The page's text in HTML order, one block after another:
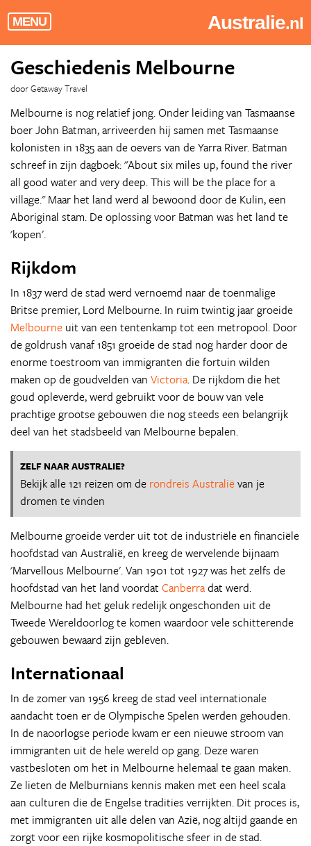
MENU Australie.nl
Geschiedenis Melbourne
door Getaway Travel
Melbourne is nog relatief jong. Onder leiding van Tasmaanse
boer John Batman, arriveerden hij samen met Tasmaanse
kolonisten in 1835 aan de oevers van de Yarra River. Batman
schreef in zijn dagboek: "About six miles up, found the river
all good water and very deep. This will be the place for a
village." Maar het land werd al bewoond door de Kulin, een
Aboriginal stam. De oplossing voor Batman was het land te
'kopen'.
Rijkdom
In 1837 werd de stad werd vernoemd naar de toenmalige
Britse premier, Lord Melbourne. In ruim twintig jaar groeide
Melbourne uit van een tentenkamp tot een metropool. Door
de goldrush vanaf 1851 groeide de stad nog harder door de
enorme toestroom van immigranten die fortuin wilden
maken op de goudvelden van Victoria. De rijkdom die het
goud opleverde, werd gebruikt voor de bouw van vele
prachtige grootse gebouwen die nog steeds een belangrijk
deel van het stadsbeeld van Melbourne bepalen.
ZELF NAAR AUSTRALIE?
Bekijk alle 121 reizen om de rondreis Australiëvan je
dromen te vinden
Melbourne groeide verder uit tot de industriële en financiële
hoofdstad van Australië, en kreeg de wervelende bijnaam
'Marvellous Melbourne'. Van 1901 tot 1927 was het zelfs de
hoofdstad van het land voordat Canberradat werd.
Melbourne had het geluk redelijk ongeschonden uit de
Tweede Wereldoorlog te komen waardoor vele schitterende
gebouwen bewaard zijn gebleven.
Internationaal
In de zomer van 1956 kreeg de stad veel internationale
aandacht toen er de Olympische Spelen werden gehouden.
In de naoorlogse periode kwam er een nieuwe stroom van
immigranten uit de hele wereld op gang. Deze waren
vastbesloten om het in Melbourne helemaal te gaan maken.
Ze lieten de Melburnians kennis maken met een heel scala
aan culturen die de Engelse tradities verrijkten. Dit proces is,
met immigranten uit alle delen van Azië, nog altijd gaande en
zorgt voor een rijke kosmopolitische sfeer in de stad.